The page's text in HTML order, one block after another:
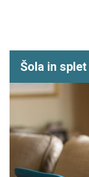
Šola in splet